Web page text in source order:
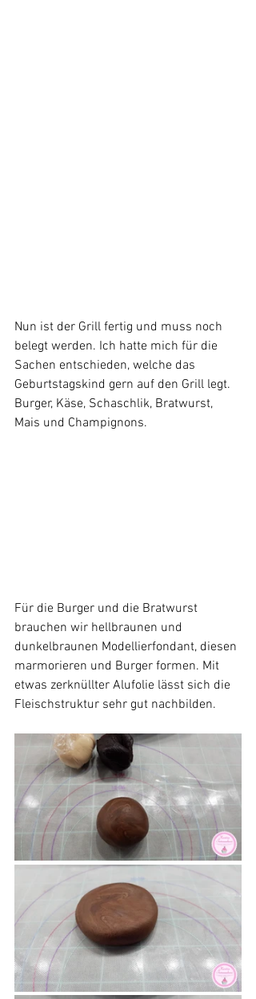
Nun ist der Grill fertig und muss noch
belegt werden. Ich hatte mich für die
Sachen entschieden, welche das
Geburtstagskind gern auf den Grill legt.
Burger, Käse, Schaschlik, Bratwurst,
Mais und Champignons.
Für die Burger und die Bratwurst
brauchen wir hellbraunen und
dunkelbraunen Modellierfondant, diesen
marmorieren und Burger formen. Mit
etwas zerknüllter Alufolie lässt sich die
Fleischstruktur sehr gut nachbilden.